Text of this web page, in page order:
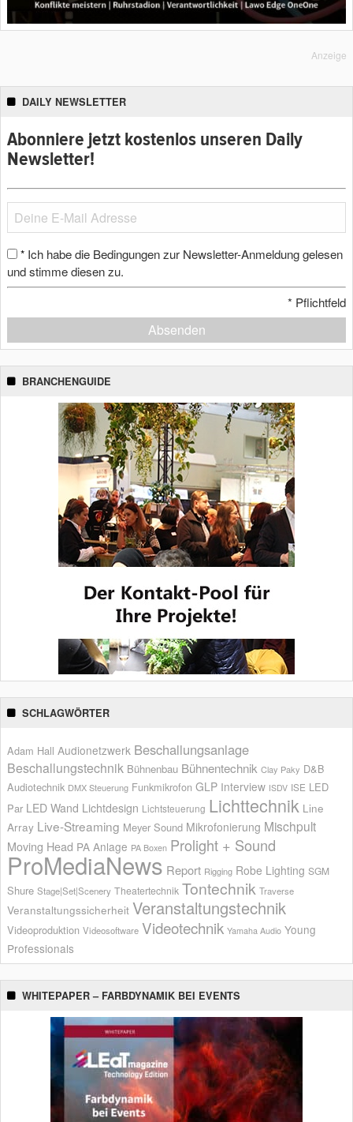
Anzeige
DAILY NEWSLETTER
Abonniere jetzt kostenlos unseren Daily
Newsletter!
* Ich habe die Bedingungen zur Newsletter-Anmeldung gelesen
und stimme diesen zu.
* Pflichtfeld
Absenden
BRANCHENGUIDE
SCHLAGWÖRTER
Adam Hall Audionetzwerk Beschallungsanlage
Beschallungstechnik Bühnenbau Bühnentechnik Clay Paky D&B
Audiotechnik DMX Steuerung Funkmikrofon GLP Interview ISDV ISE LED
Par LED Wand Lichtdesign Lichtsteuerung Lichttechnik Line
Array Live-Streaming Meyer Sound Mikrofonierung Mischpult
Moving Head PA Anlage PA Boxen Prolight + Sound
ProMediaNews Report Rigging Robe Lighting SGM
Shure Stage|Set|Scenery Theatertechnik Tontechnik Traverse
Veranstaltungssicherheit Veranstaltungstechnik
Videoproduktion Videosoftware Videotechnik Yamaha Audio Young
Professionals
WHITEPAPER – FARBDYNAMIK BEI EVENTS